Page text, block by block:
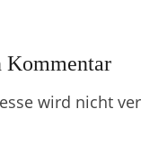
Kommentar
wird nicht